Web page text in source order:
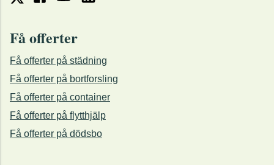
Få offerter
Få offerter på städning
Få offerter på bortforsling
Få offerter på container
Få offerter på flytthjälp
Få offerter på dödsbo